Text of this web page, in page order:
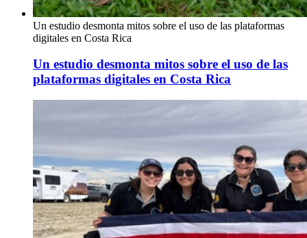
Un estudio desmonta mitos sobre el uso de las plataformas
digitales en Costa Rica
Un estudio desmonta mitos sobre el uso de las
plataformas digitales en Costa Rica